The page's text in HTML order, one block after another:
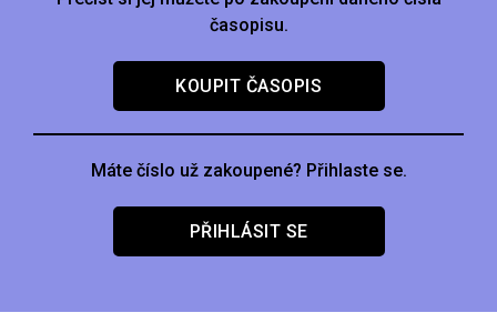
časopisu.
KOUPIT ČASOPIS
Máte číslo už zakoupené? Přihlaste se.
PŘIHLÁSIT SE